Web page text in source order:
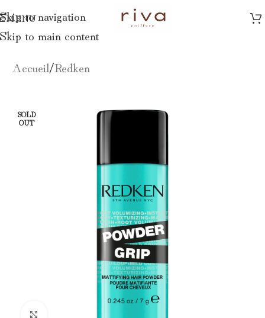
Skip to navigation
Skip to main content
MENU
Accueil/Redken
SOLD
OUT